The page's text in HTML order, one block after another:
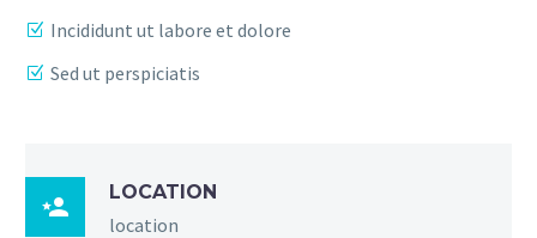
Incididunt ut labore et dolore
Sed ut perspiciatis

LOCATION
location